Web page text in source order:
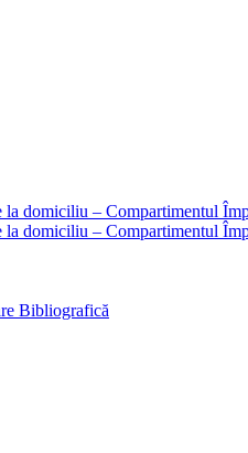
domiciliu – Compartimentul
la domiciliu – Compartimentul
Bibliografică